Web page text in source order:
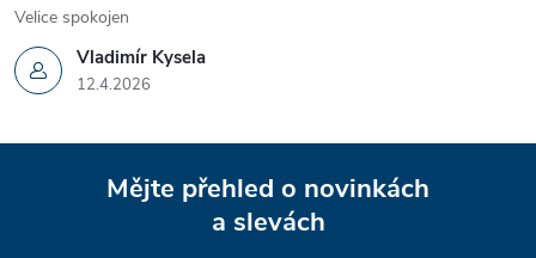
Vladimír Kysela
12.4.2026
Velice spokojen
Mějte přehled o novinkách
a slevách